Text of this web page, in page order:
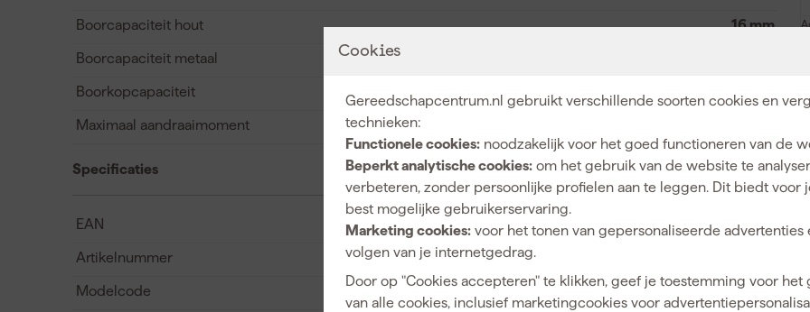
Cookies
Gereedschapcentrum.nl gebruikt verschillende soorten cookies en
technieken:
Functionele cookies: noodzakelijk voor het goed functioneren van de
Beperkt analytische cookies: om het gebruik van de website te
verbeteren, zonder persoonlijke profielen aan te leggen. Dit biedt voor
best mogelijke gebruikerservaring.
Marketing cookies: voor het tonen van gepersonaliseerde advertenties
volgen van je internetgedrag.
Door op "Cookies accepteren" te klikken, geef je toestemming voor het
van alle cookies, inclusief marketingcookies voor
Boorcapaciteit hout 16 mm
Boorcapaciteit metaal
Boorkopcapaciteit 10 mm
Maximaal aandraaimoment
Specificaties
EAN 4002395006021
Artikelnummer
Modelcode 4933447135